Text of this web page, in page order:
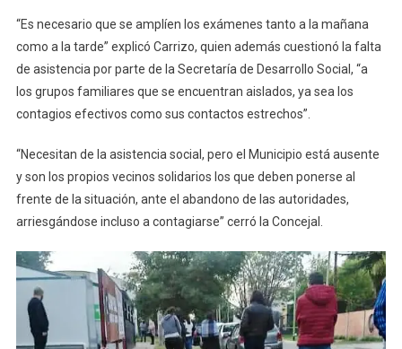
“Es necesario que se amplíen los exámenes tanto a la mañana
como a la tarde” explicó Carrizo, quien además cuestionó la falta
de asistencia por parte de la Secretaría de Desarrollo Social, “a
los grupos familiares que se encuentran aislados, ya sea los
contagios efectivos como sus contactos estrechos”.
“Necesitan de la asistencia social, pero el Municipio está ausente
y son los propios vecinos solidarios los que deben ponerse al
frente de la situación, ante el abandono de las autoridades,
arriesgándose incluso a contagiarse” cerró la Concejal.